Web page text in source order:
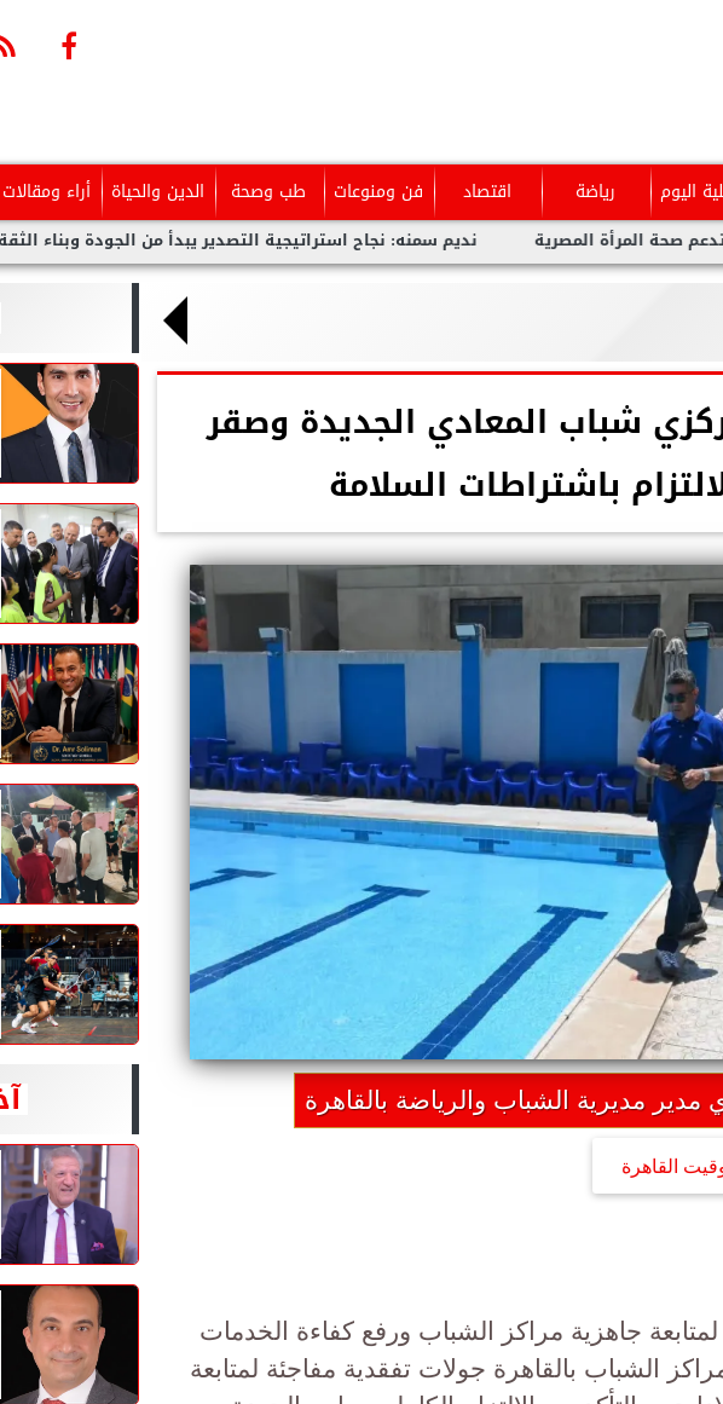
اليوم رياضة اقتصاد فن ومنوعات طب وصحة الدين والحياة أراء ومقالات
نديم سمنه: نجاح استراتيجية التصدير يبدأ من الجودة وبناء الثقة في المصرية
شباب المعادي الجديدة وصقر
باشتراطات السلامة
مديرية الشباب والرياضة بالقاهرة
القاهرة
لمتابعة جاهزية مراكز الشباب ورفع كفاءة الخدمات
الشباب بالقاهرة جولات تفقدية مفاجئة لمتابعة